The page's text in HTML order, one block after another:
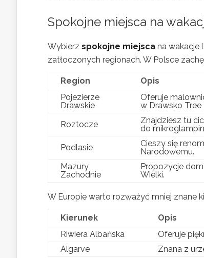
Spokojne miejsca na
Wybierz spokojne miejsca na wakacje
zatłoczonych regionach. W Polsce
Region
Opis
Pojezierze
Drawskie
Oferuje
w Drawsko Tree
Roztocze
Znajdziesz tu
do
Podlasie
Cieszy się
Narodowemu.
Mazury
Zachodnie
Propozycje
Wielki.
W Europie warto rozważyć mniej znane
Kierunek
Opis
Riwiera Albańska
Oferuje
Algarve
Znana z